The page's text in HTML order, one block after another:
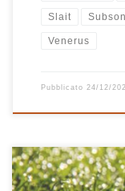
Slait
Venerus
Pubblicato 24/12/